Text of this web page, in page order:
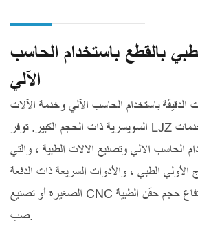
بالقطع باستخدام الحاسب
الآلي
الدقيقة باستخدام الحاسب الآلي وخدمة الآلات
السويسرية ذات الحجم الكبير. توفر LJZ أيضًا سلسلة من الخدمات
الحاسب الآلي وتصنيع الآلات الطبية ، والتي
الأولي الطبي ، والأدوات السريعة ذات الدفعة
الصغيرة أو تصنيع CNC منخفض الحجم ، وارتفاع حجم حقن الطبية
صب.